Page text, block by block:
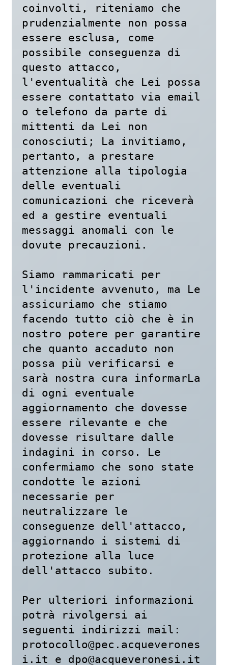
coinvolti, riteniamo che
prudenzialmente non possa
essere esclusa, come
possibile conseguenza di
questo attacco,
l'eventualità che Lei possa
essere contattato via email
o telefono da parte di
mittenti da Lei non
conosciuti; La invitiamo,
pertanto, a prestare
attenzione alla tipologia
delle eventuali
comunicazioni che riceverà
ed a gestire eventuali
messaggi anomali con le
dovute precauzioni.
Siamo rammaricati per
l'incidente avvenuto, ma Le
assicuriamo che stiamo
facendo tutto ciò che è in
nostro potere per garantire
che quanto accaduto non
possa più verificarsi e
sarà nostra cura informarLa
di ogni eventuale
aggiornamento che dovesse
essere rilevante e che
dovesse risultare dalle
indagini in corso. Le
confermiamo che sono state
condotte le azioni
necessarie per
neutralizzare le
conseguenze dell'attacco,
aggiornando i sistemi di
protezione alla luce
dell'attacco subito.
Per ulteriori informazioni
potrà rivolgersi ai
protocollo@pec.acqueverones
i.it e dpo@acqueveronesi.it